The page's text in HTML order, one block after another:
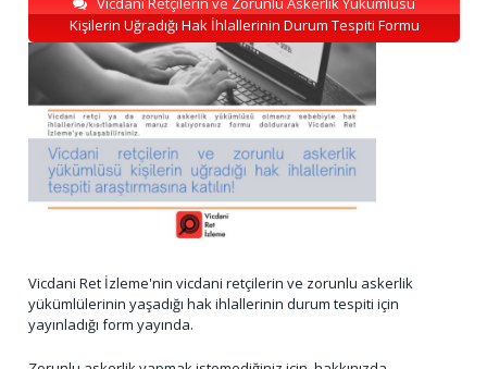
Kişilerin Uğradığı Hak İhlallerinin Durum Tespiti Formu
Vicdani Ret İzleme'nin vicdani retçilerin ve zorunlu askerlik
yükümlülerinin yaşadığı hak ihlallerinin durum tespiti için
yayınladığı form yayında.